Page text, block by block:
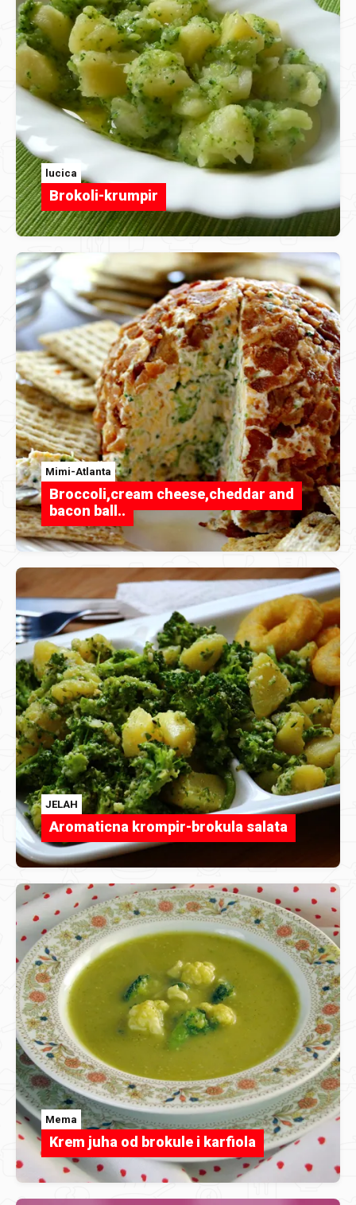
lucica
Brokoli-krumpir
Mimi-Atlanta
Broccoli,cream cheese,cheddar and
bacon ball..
JELAH
Aromaticna krompir-brokula salata
Mema
Krem juha od brokule i karfiola